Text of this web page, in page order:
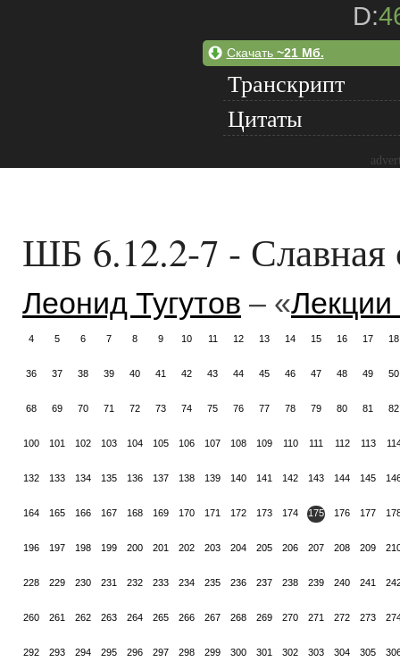
D:
Скачать ~21 Мб.
Транскрипт
Цитаты
ШБ 6.12.2-7 - Славная
Леонид Тугутов – «
4 5 6 7 8 9 10 11 12 13 14 15 16 17 18
36 37 38 39 40 41 42 43 44 45 46 47 48 49 50
68 69 70 71 72 73 74 75 76 77 78 79 80 81 82
100 101 102 103 104 105 106 107 108 109 110 111 112 113
132 133 134 135 136 137 138 139 140 141 142 143 144 145
164 165 166 167 168 169 170 171 172 173 174 175 176 177
196 197 198 199 200 201 202 203 204 205 206 207 208 209
228 229 230 231 232 233 234 235 236 237 238 239 240 241
260 261 262 263 264 265 266 267 268 269 270 271 272 273
292 293 294 295 296 297 298 299 300 301 302 303 304 305